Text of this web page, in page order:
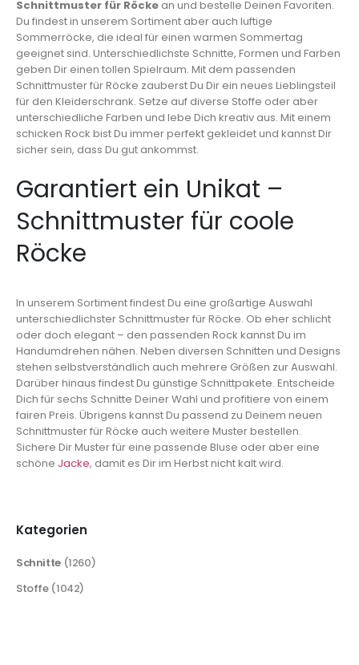
Schnittmuster für Röcke an und bestelle Deinen Favoriten.
Du findest in unserem Sortiment aber auch luftige
Sommerröcke, die ideal für einen warmen Sommertag
geeignet sind. Unterschiedlichste Schnitte, Formen und Farben
geben Dir einen tollen Spielraum. Mit dem passenden
Schnittmuster für Röcke zauberst Du Dir ein neues Lieblingsteil
für den Kleiderschrank. Setze auf diverse Stoffe oder aber
unterschiedliche Farben und lebe Dich kreativ aus. Mit einem
schicken Rock bist Du immer perfekt gekleidet und kannst Dir
sicher sein, dass Du gut ankommst.
Garantiert ein Unikat –
Schnittmuster für coole
Röcke
In unserem Sortiment findest Du eine großartige Auswahl
unterschiedlichster Schnittmuster für Röcke. Ob eher schlicht
oder doch elegant – den passenden Rock kannst Du im
Handumdrehen nähen. Neben diversen Schnitten und Designs
stehen selbstverständlich auch mehrere Größen zur Auswahl.
Darüber hinaus findest Du günstige Schnittpakete. Entscheide
Dich für sechs Schnitte Deiner Wahl und profitiere von einem
fairen Preis. Übrigens kannst Du passend zu Deinem neuen
Schnittmuster für Röcke auch weitere Muster bestellen.
Sichere Dir Muster für eine passende Bluse oder aber eine
schöne Jacke, damit es Dir im Herbst nicht kalt wird.
Kategorien
Schnitte (1260)
Stoffe (1042)